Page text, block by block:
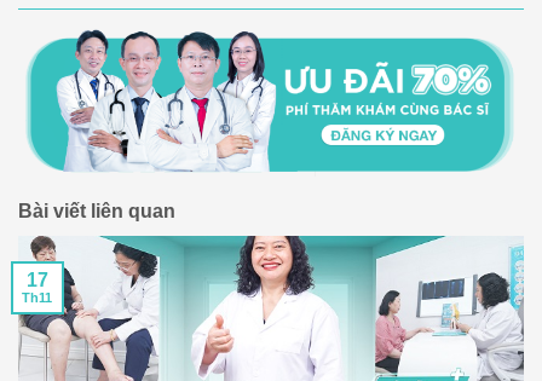
Bài viết liên quan
17
Th11